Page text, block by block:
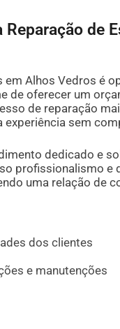
de
em Alhos Vedros é
de oferecer um
de reparação
experiência sem
dedicado e
profissionalismo e
uma relação de
dos clientes
e manutenções